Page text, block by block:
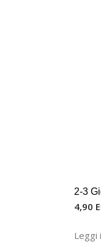
2-3
4,90
Leggi